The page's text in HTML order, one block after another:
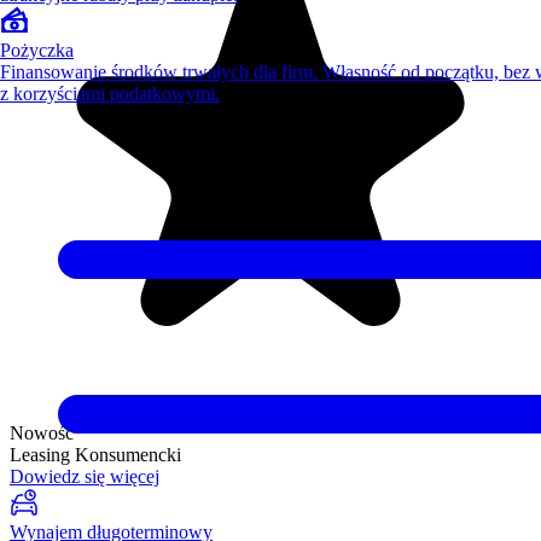
Nowość
Leasing Konsumencki
Dowiedz się więcej
Wynajem długoterminowy
Pożyczka
Finansowanie środków trwałych dla firm. Własność od początku, bez
z korzyściami podatkowymi.